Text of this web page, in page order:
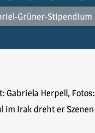
Grüner-Stipendium